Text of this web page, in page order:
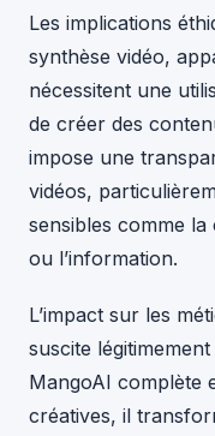
Les implications
synthèse vidéo,
nécessitent une
de créer des
impose une
vidéos,
sensibles comme
ou l’information.
L’impact sur les
suscite
MangoAI complète
créatives, il